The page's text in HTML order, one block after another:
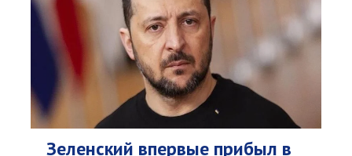
Зеленский впервые прибыл в